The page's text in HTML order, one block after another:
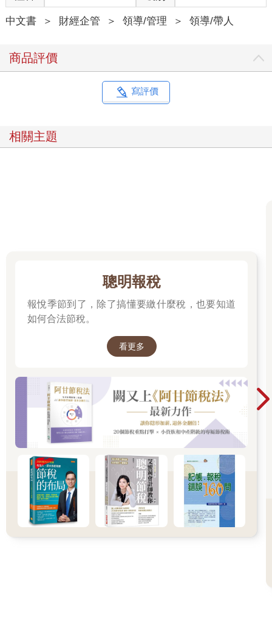
中文書 ＞ 財經企管 ＞ 領導/管理 ＞ 領導/帶人
商品評價
寫評價
相關主題
聰明報稅
報悅季節到了，除了搞懂要繳什麼稅，也要知道
如何合法節稅。
看更多